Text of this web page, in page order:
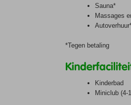
Sauna*
Massages
*Tegen betaling
Kinderbad
Miniclub (4-